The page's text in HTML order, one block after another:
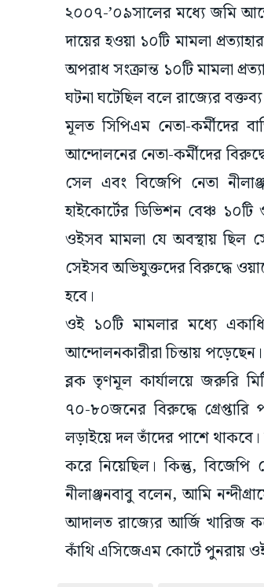
২০০৭-’০৯সালের মধ্যে জমি
দায়ের হওয়া ১০টি মামলা
অপরাধ সংক্রান্ত ১০টি মামলা
ঘটনা ঘটেছিল বলে রাজ্যের
মূলত সিপিএম নেতা-কর্মীদের
আন্দোলনের নেতা-কর্মীদের
সেল এবং বিজেপি নেতা
হাইকোর্টের ডিভিশন বেঞ্চ
ওইসব মামলা যে অবস্থায় ছিল
সেইসব অভিযুক্তদের বিরুদ্ধে
হবে।
ওই ১০টি মামলার মধ্যে
আন্দোলনকারীরা চিন্তায়
ব্লক তৃণমূল কার্যালয়ে জরুরি
৭০-৮০জনের বিরুদ্ধে
লড়াইয়ে দল তাঁদের পাশে থাকবে।
করে নিয়েছিল। কিন্তু, বিজেপি
নীলাঞ্জনবাবু বলেন, আমি
আদালত রাজ্যের আর্জি খারিজ
কাঁথি এসিজেএম কোর্টে পুনরায়